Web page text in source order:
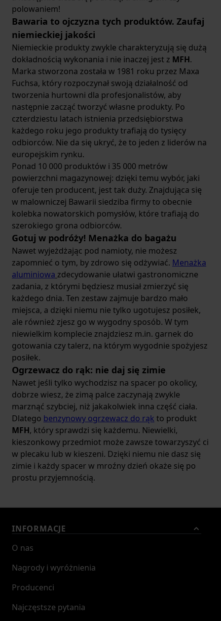
polowaniem!
Bawaria to ojczyzna tych produktów. Zaufaj
niemieckiej jakości
Niemieckie produkty zwykle charakteryzują się dużą
dokładnością wykonania i nie inaczej jest z MFH.
Marka stworzona została w 1981 roku przez Maxa
Fuchsa, który rozpoczynał swoją działalność od
tworzenia hurtowni dla profesjonalistów, aby
następnie zacząć tworzyć własne produkty. Po
czterdziestu latach istnienia przedsiębiorstwa
każdego roku jego produkty trafiają do tysięcy
odbiorców. Nie da się ukryć, że to jeden z liderów na
europejskim rynku.
Ponad 10 000 produktów i 35 000 metrów
powierzchni magazynowej: dzięki temu wybór, jaki
oferuje ten producent, jest tak duży. Znajdująca się
w malowniczej Bawarii siedziba firmy to obecnie
kolebka nowatorskich pomysłów, które trafiają do
szerokiego grona odbiorców.
Gotuj w podróży! Menażka do bagażu
Nawet wyjeżdżając pod namioty, nie możesz
zapomnieć o tym, by zdrowo się odżywiać. Menażka
aluminiowa zdecydowanie ułatwi gastronomiczne
zadania, z którymi będziesz musiał zmierzyć się
każdego dnia. Ten zestaw zajmuje bardzo mało
miejsca, a dzięki niemu nie tylko ugotujesz posiłek,
ale również zjesz go w wygodny sposób. W tym
niewielkim komplecie znajdziesz m.in. garnek do
gotowania czy talerz, na którym wygodnie spożyjesz
posiłek.
Ogrzewacz do rąk: nie daj się zimie
Nawet jeśli tylko wychodzisz na spacer po okolicy,
dobrze wiesz, że zimą palce zaczynają zwykle
marznąć szybciej, niż jakakolwiek inna część ciała.
Dlatego benzynowy ogrzewacz do rąk to produkt
MFH, który sprawdzi się każdemu. Niewielki,
kieszonkowy przedmiot może zawsze towarzyszyć ci
w plecaku lub w kieszeni. Dzięki niemu nie dasz się
zimie i każdy spacer w mroźny dzień okaże się po
prostu przyjemnością.
INFORMACJE
O nas
Nagrody i wyróżnienia
Producenci
Najczęstsze pytania